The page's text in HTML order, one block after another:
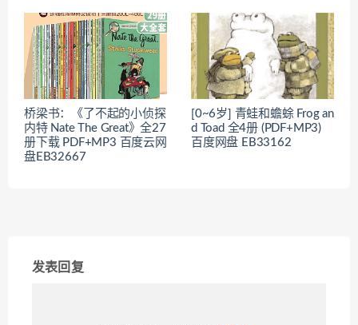
桥梁书：《了不起的小侦探
内特 Nate The Great》全27
册下载 PDF+MP3 百度云网
盘EB32667
[0~6岁] 青蛙和蟾蜍 Frog an
d Toad 全4册 (PDF+MP3)
百度网盘 EB33162
发表回复